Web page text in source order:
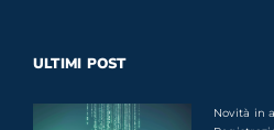
ULTIMI POST
Novità in